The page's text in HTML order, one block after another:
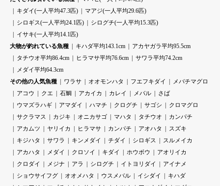
キダイ(一人平均47.3匹)
マアジ(一人平均29.6匹)
シロギス(一人平均24.1匹)
シログチ(一人平均15.3匹)
イサキ(一人平均14.1匹)
大物が釣れている魚種
キハダ平均143.1cm
アカヤガラ平均95.5cm
タチウオ平均86.4cm
ヒラマサ平均76.6cm
サワラ平均74.2cm
メダイ平均64.3cm
その他の人気魚種
ワラサ オオモンハタ フエフキダイ
メバチマグロ
アコウ
クエ 石鯛 アカイカ カレイ メバル
さば
ウマズラハギ
アマダイ ハマチ クログチ サゴシ
クロマグロ
サクラマス
カジキ オニカサゴ マハタ タチウオ
カンパチ
アカムツ
ヤリイカ ヒラマサ カンパチ アオハタ
スズキ
キジハタ
サワラ キンメダイ チダイ シロギス
スルメイカ
アカハタ
メダイ クロソイ キダイ ホウボウ
アオリイカ
クロダイ
メジナ アラ シログチ イトヨリダイ
アイナメ
ショウサイフグ
オオメハタ ウスメバル イシダイ
キハダ